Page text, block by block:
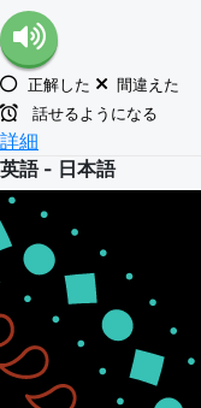
正解した
間違えた
話せるようになる
詳細
英語 - 日本語